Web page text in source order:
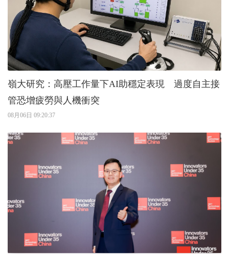
嶺大研究：高壓工作量下AI助穩定表現 過度自主接
管恐增疲勞與人機衝突
08月06日 09:20:37